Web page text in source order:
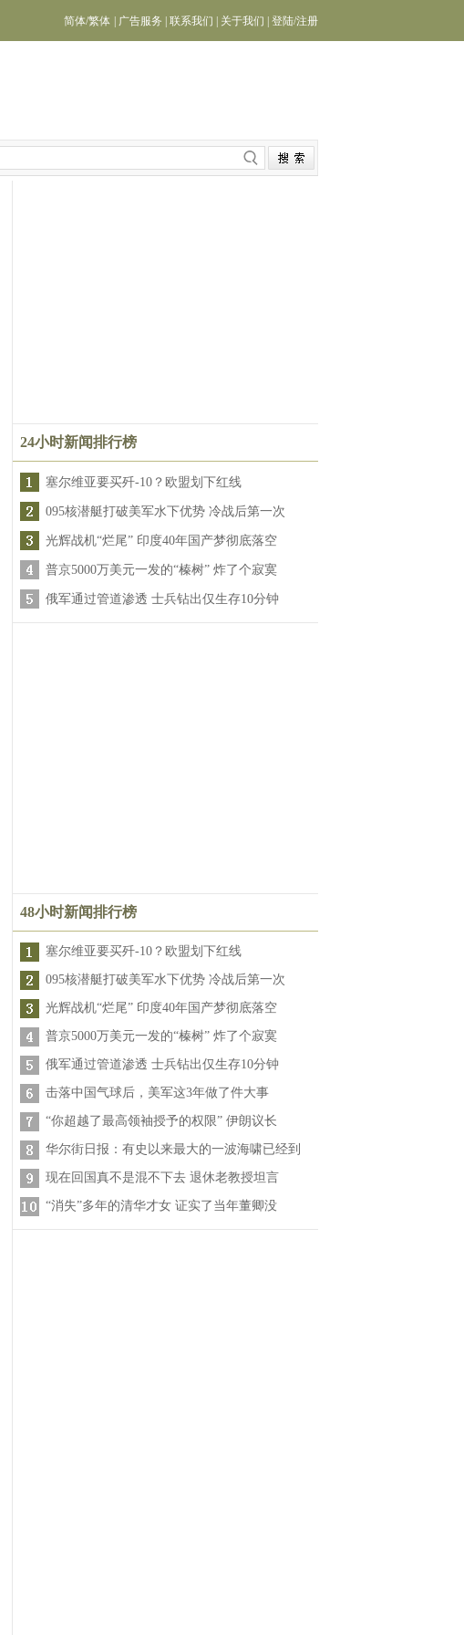
简体/繁体 广告服务 联系我们 关于我们 登陆/注册
24小时新闻排行榜
塞尔维亚要买歼-10？欧盟划下红线
095核潜艇打破美军水下优势 冷战后第一次
光辉战机“烂尾” 印度40年国产梦彻底落空
普京5000万美元一发的“榛树” 炸了个寂寞
俄军通过管道渗透 士兵钻出仅生存10分钟
48小时新闻排行榜
塞尔维亚要买歼-10？欧盟划下红线
095核潜艇打破美军水下优势 冷战后第一次
光辉战机“烂尾” 印度40年国产梦彻底落空
普京5000万美元一发的“榛树” 炸了个寂寞
俄军通过管道渗透 士兵钻出仅生存10分钟
击落中国气球后，美军这3年做了件大事
“你超越了最高领袖授予的权限” 伊朗议长
华尔街日报：有史以来最大的一波海啸已经到
现在回国真不是混不下去 退休老教授坦言
“消失”多年的清华才女 证实了当年董卿没